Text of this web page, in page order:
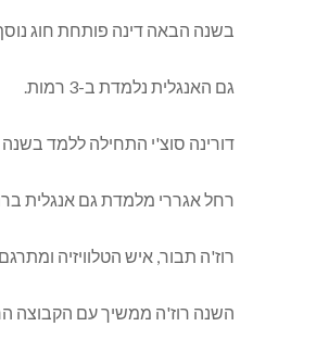
בשנה הבאה דינה פותחת חוג
גם האנגלית נלמדת ב-3 רמות.
דורינה סוצ'י התחילה ללמד
רחל אגררי מלמדת גם אנגלית
רוז'ה תבור, איש הטלוויזיה
השנה רוז'ה ממשיך עם הקבוצה